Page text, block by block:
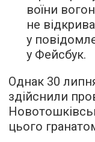
воїни
не
у
у Фейсбук.
Однак 30
здійснили
цього